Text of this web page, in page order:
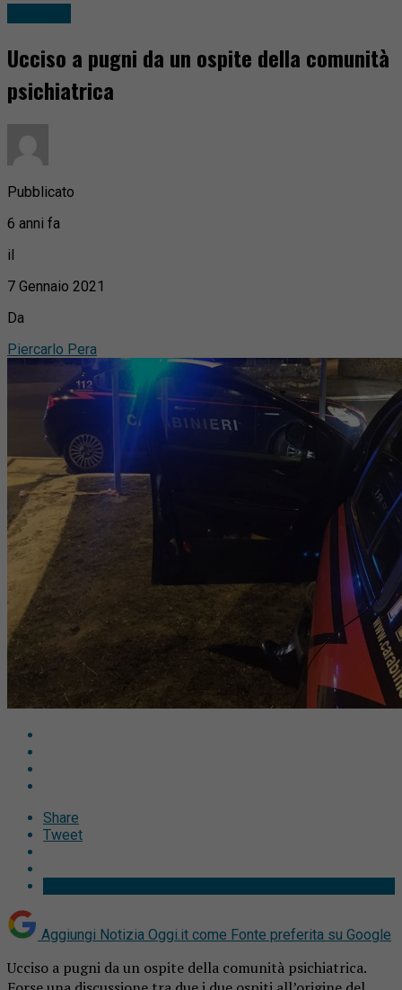
Ucciso a pugni da un ospite della comunità
psichiatrica
Pubblicato
6 anni fa
il
7 Gennaio 2021
Da
Piercarlo Pera
Share
Tweet
Aggiungi Notizia Oggi.it come Fonte preferita su Google
Ucciso a pugni da un ospite della comunità psichiatrica.